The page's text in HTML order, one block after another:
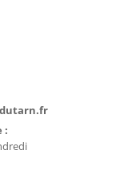
: